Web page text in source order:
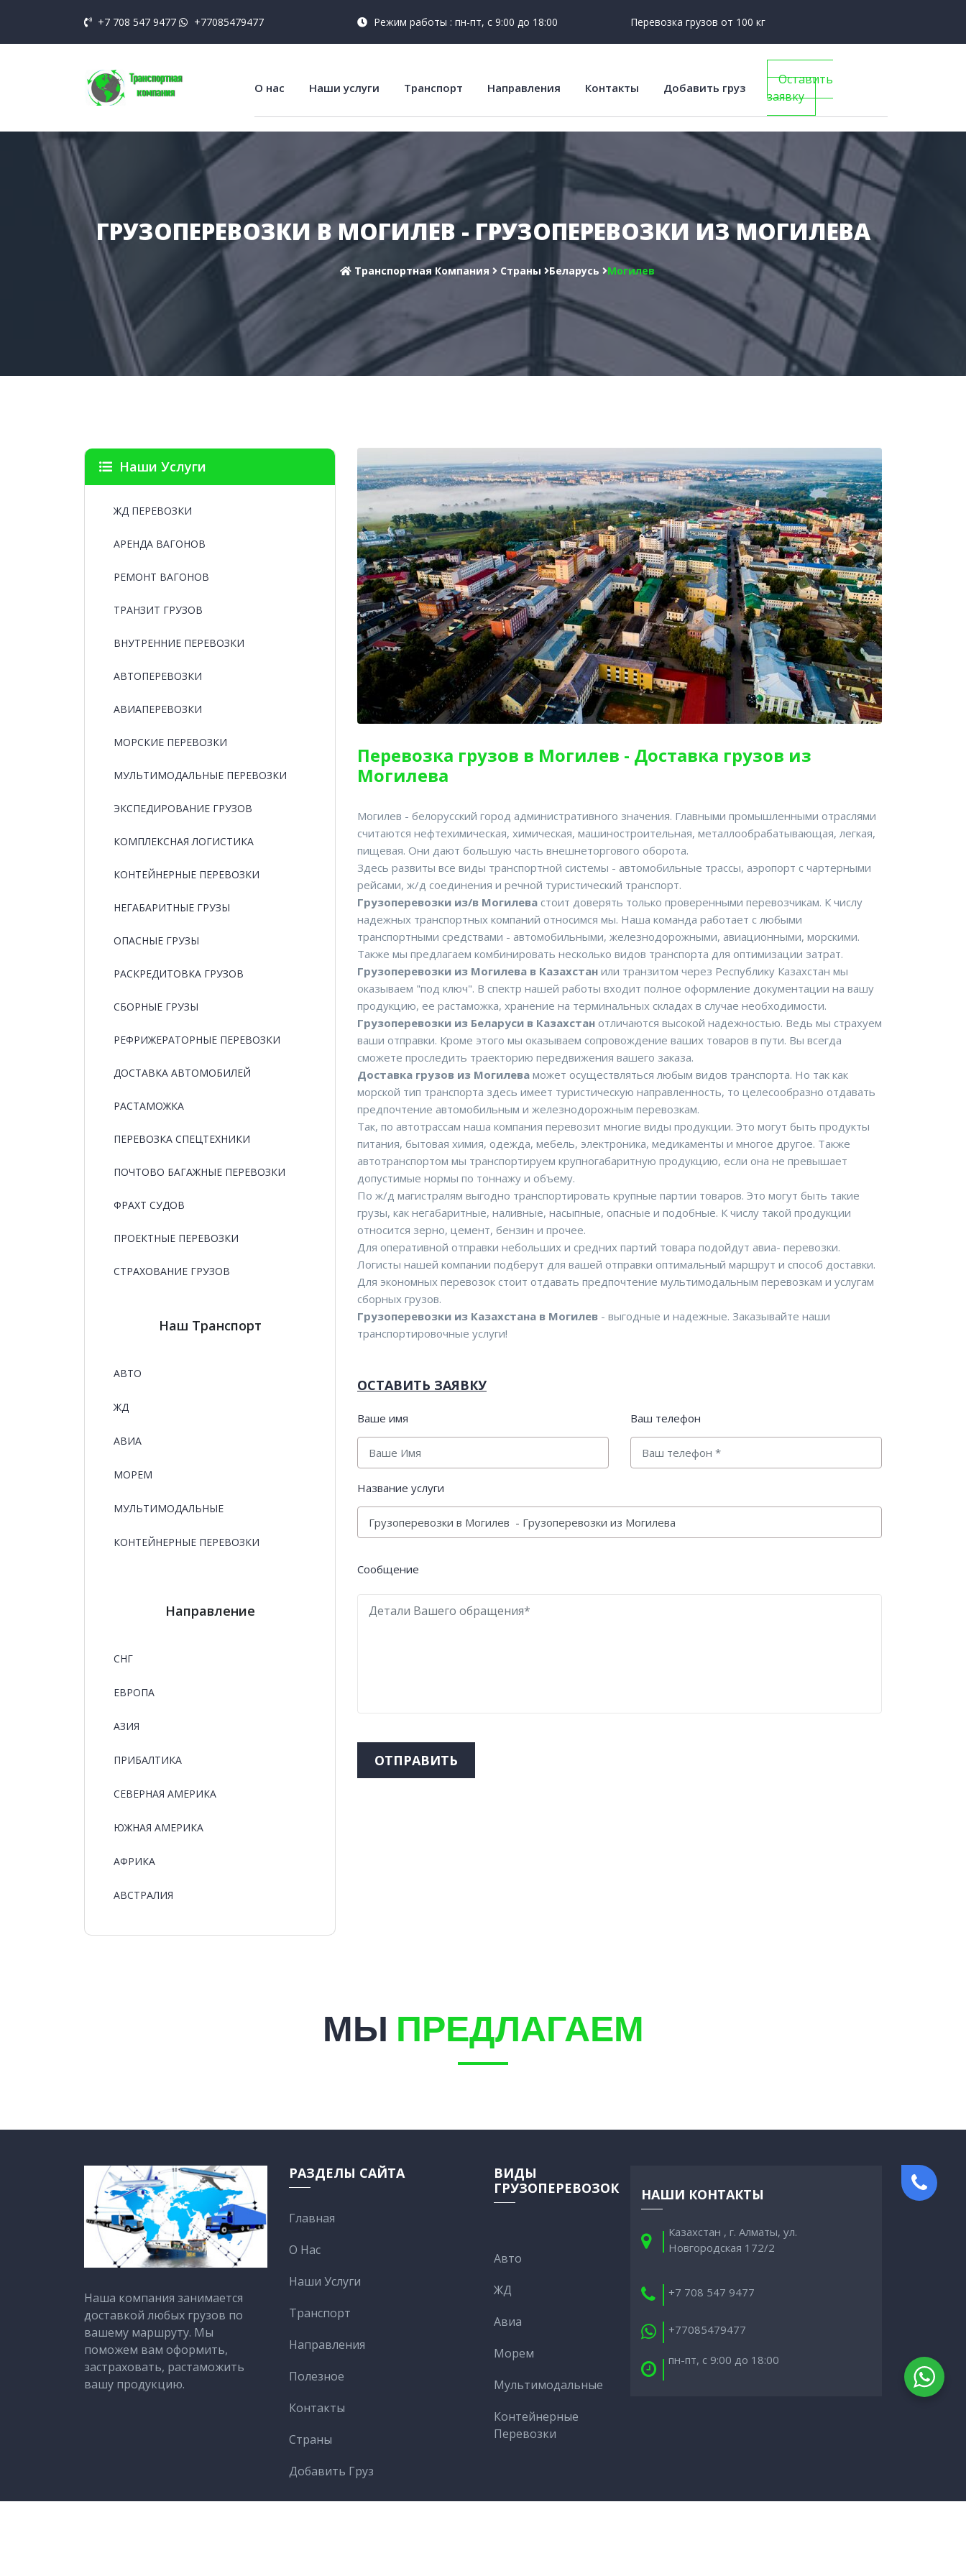
+7 708 547 9477 +77085479477 Режим работы : пн-пт, с 9:00 до 18:00 Перевозка грузов от 100 кг
О нас Наши услуги Транспорт Направления Контакты Добавить груз
Оставить
заявку
ГРУЗОПЕРЕВОЗКИ В МОГИЛЕВ - ГРУЗОПЕРЕВОЗКИ ИЗ МОГИЛЕВА
Транспортная Компания Cтраны Беларусь Могилев
Наши Услуги
ЖД ПЕРЕВОЗКИ
АРЕНДА ВАГОНОВ
РЕМОНТ ВАГОНОВ
ТРАНЗИТ ГРУЗОВ
ВНУТРЕННИЕ ПЕРЕВОЗКИ
АВТОПЕРЕВОЗКИ
АВИАПЕРЕВОЗКИ
МОРСКИЕ ПЕРЕВОЗКИ
МУЛЬТИМОДАЛЬНЫЕ ПЕРЕВОЗКИ
ЭКСПЕДИРОВАНИЕ ГРУЗОВ
КОМПЛЕКСНАЯ ЛОГИСТИКА
КОНТЕЙНЕРНЫЕ ПЕРЕВОЗКИ
НЕГАБАРИТНЫЕ ГРУЗЫ
ОПАСНЫЕ ГРУЗЫ
РАCКРЕДИТОВКА ГРУЗОВ
СБОРНЫЕ ГРУЗЫ
РЕФРИЖЕРАТОРНЫЕ ПЕРЕВОЗКИ
ДОСТАВКА АВТОМОБИЛЕЙ
РАСТАМОЖКА
ПЕРЕВОЗКА СПЕЦТЕХНИКИ
ПОЧТОВО БАГАЖНЫЕ ПЕРЕВОЗКИ
ФРАХТ СУДОВ
ПРОЕКТНЫЕ ПЕРЕВОЗКИ
СТРАХОВАНИЕ ГРУЗОВ
Наш Транспорт
АВТО
ЖД
АВИА
МОРЕМ
МУЛЬТИМОДАЛЬНЫЕ
КОНТЕЙНЕРНЫЕ ПЕРЕВОЗКИ
Направление
СНГ
ЕВРОПА
АЗИЯ
ПРИБАЛТИКА
СЕВЕРНАЯ АМЕРИКА
ЮЖНАЯ АМЕРИКА
АФРИКА
АВСТРАЛИЯ
Перевозка грузов в Могилев - Доставка грузов из
Могилева
Могилев - белорусский город административного значения. Главными промышленными отраслями
считаются нефтехимическая, химическая, машиностроительная, металлообрабатывающая, легкая,
пищевая. Они дают большую часть внешнеторгового оборота.
Здесь развиты все виды транспортной системы - автомобильные трассы, аэропорт с чартерными
рейсами, ж/д соединения и речной туристический транспорт.
Грузоперевозки из/в Могилева стоит доверять только проверенными перевозчикам. К числу
надежных транспортных компаний относимся мы. Наша команда работает с любыми
транспортными средствами - автомобильными, железнодорожными, авиационными, морскими.
Также мы предлагаем комбинировать несколько видов транспорта для оптимизации затрат.
Грузоперевозки из Могилева в Казахстан или транзитом через Республику Казахстан мы
оказываем "под ключ". В спектр нашей работы входит полное оформление документации на вашу
продукцию, ее растаможка, хранение на терминальных складах в случае необходимости.
Грузоперевозки из Беларуси в Казахстан отличаются высокой надежностью. Ведь мы страхуем
ваши отправки. Кроме этого мы оказываем сопровождение ваших товаров в пути. Вы всегда
сможете проследить траекторию передвижения вашего заказа.
Доставка грузов из Могилева может осуществляться любым видов транспорта. Но так как
морской тип транспорта здесь имеет туристическую направленность, то целесообразно отдавать
предпочтение автомобильным и железнодорожным перевозкам.
Так, по автотрассам наша компания перевозит многие виды продукции. Это могут быть продукты
питания, бытовая химия, одежда, мебель, электроника, медикаменты и многое другое. Также
автотранспортом мы транспортируем крупногабаритную продукцию, если она не превышает
допустимые нормы по тоннажу и объему.
По ж/д магистралям выгодно транспортировать крупные партии товаров. Это могут быть такие
грузы, как негабаритные, наливные, насыпные, опасные и подобные. К числу такой продукции
относится зерно, цемент, бензин и прочее.
Для оперативной отправки небольших и средних партий товара подойдут авиа- перевозки.
Логисты нашей компании подберут для вашей отправки оптимальный маршрут и способ доставки.
Для экономных перевозок стоит отдавать предпочтение мультимодальным перевозкам и услугам
сборных грузов.
Грузоперевозки из Казахстана в Могилев - выгодные и надежные. Заказывайте наши
транспортировочные услуги!
ОСТАВИТЬ ЗАЯВКУ
Ваше имя Ваш телефон
Название услуги
Сообщение
ОТПРАВИТЬ
МЫ ПРЕДЛАГАЕМ
Наша компания занимается
доставкой любых грузов по
вашему маршруту. Мы
поможем вам оформить,
застраховать, растаможить
вашу продукцию.
РАЗДЕЛЫ САЙТА
Главная
О Нас
Наши Услуги
Транспорт
Направления
Полезное
Контакты
Cтраны
Добавить Груз
ВИДЫ
ГРУЗОПЕРЕВОЗОК
Авто
ЖД
Авиа
Морем
Мультимодальные
Контейнерные
Перевозки
НАШИ КОНТАКТЫ
Казахстан , г. Алматы, ул.
Новгородская 172/2
+7 708 547 9477
+77085479477
пн-пт, с 9:00 до 18:00